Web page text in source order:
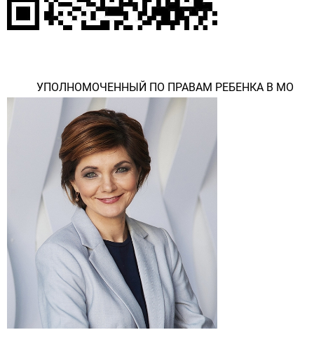
УПОЛНОМОЧЕННЫЙ ПО ПРАВАМ РЕБЕНКА В МО